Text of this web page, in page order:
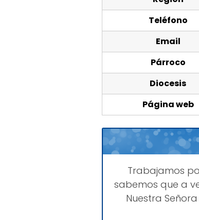
Teléfono
Email
Párroco
Diocesis
Página web
Trabajamos
sabemos que a
Nuestra